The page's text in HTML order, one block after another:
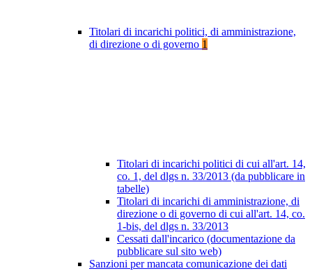
Titolari di incarichi politici, di amministrazione,
di direzione o di governo 1
Titolari di incarichi politici di cui all'art. 14,
co. 1, del dlgs n. 33/2013 (da pubblicare in
tabelle)
Titolari di incarichi di amministrazione, di
direzione o di governo di cui all'art. 14, co.
1-bis, del dlgs n. 33/2013
Cessati dall'incarico (documentazione da
pubblicare sul sito web)
Sanzioni per mancata comunicazione dei dati